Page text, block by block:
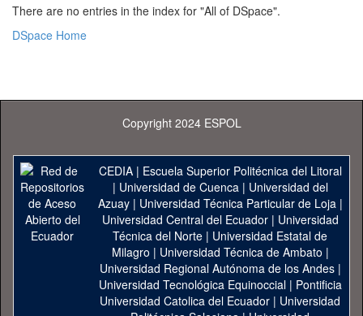
There are no entries in the index for "All of DSpace".
DSpace Home
Copyright 2024 ESPOL
CEDIA| Escuela Superior Politécnica del Litoral
| Universidad de Cuenca| Universidad del
Azuay| Universidad Técnica Particular de Loja|
Universidad Central del Ecuador| Universidad
Técnica del Norte | Universidad Estatal de
Milagro | Universidad Técnica de Ambato |
Universidad Regional Autónoma de los Andes|
Universidad Tecnológica Equinoccial| Pontificia
Universidad Catolica del Ecuador | Universidad